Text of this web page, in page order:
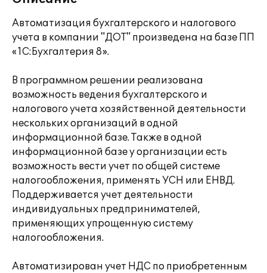
Автоматизация бухгалтерского и налогового
учета в компании "ДОТ" произведена на базе ПП
«1С:Бухгалтерия 8».
В программном решении реализована
возможность ведения бухгалтерского и
налогового учета хозяйственной деятельности
нескольких организаций в одной
информационной базе. Также в одной
информационной базе у организации есть
возможность вести учет по общей системе
налогообложения, применять УСН или ЕНВД.
Поддерживается учет деятельности
индивидуальных предпринимателей,
применяющих упрощенную систему
налогообложения.
Автоматизирован учет НДС по приобретенным